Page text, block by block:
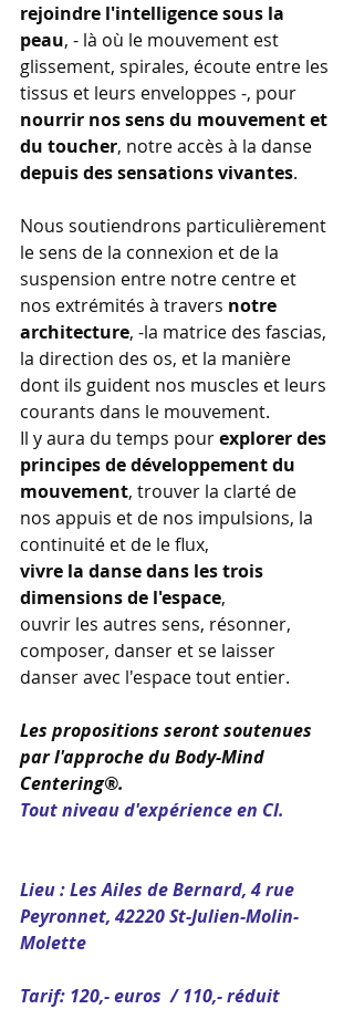
rejoindre l'intelligence sous la
peau, - là où le mouvement est
glissement, spirales, écoute entre les
tissus et leurs enveloppes -, pour
nourrir nos sens du mouvement et
du toucher, notre accès à la danse
depuis des sensations vivantes.
Nous soutiendrons particulièrement
le sens de la connexion et de la
suspension entre notre centre et
nos extrémités à travers notre
architecture, -la matrice des fascias,
la direction des os, et la manière
dont ils guident nos muscles et leurs
courants dans le mouvement.
Il y aura du temps pour explorer des
principes de développement du
mouvement, trouver la clarté de
nos appuis et de nos impulsions, la
continuité et de le flux,
vivre la danse dans les trois
dimensions de l'espace,
ouvrir les autres sens, résonner,
composer, danser et se laisser
danser avec l'espace tout entier.
Les propositions seront soutenues
par l'approche du Body-Mind
Centering®.
Tout niveau d'expérience en CI.
Lieu : Les Ailes de Bernard, 4 rue
Peyronnet, 42220 St-Julien-Molin-
Molette
Tarif: 120,- euros  / 110,- réduit